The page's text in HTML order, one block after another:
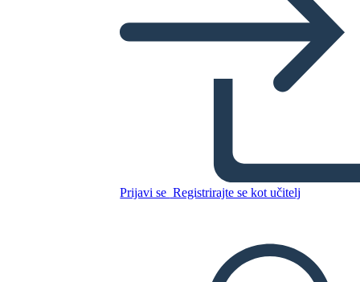
Prijavi se Registrirajte se kot učitelj
PREDVAJANJE DIAPROJEKCIJE